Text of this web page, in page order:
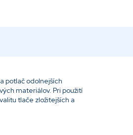
potlač odolnejších
materiálov. Pri použití
tlače zložitejších a